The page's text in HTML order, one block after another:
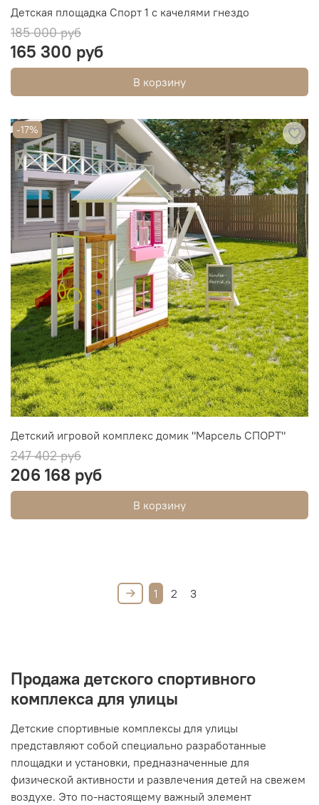
Детская площадка Спорт 1 с качелями гнездо
185 000 руб
165 300 руб
В корзину
-17%
Детский игровой комплекс домик "Марсель СПОРТ"
247 402 руб
206 168 руб
В корзину
1 2 3
Продажа детского спортивного
комплекса для улицы
Детские спортивные комплексы для улицы
представляют собой специально разработанные
площадки и установки, предназначенные для
физической активности и развлечения детей на свежем
воздухе. Это по-настоящему важный элемент